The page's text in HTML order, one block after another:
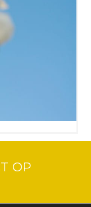
OP